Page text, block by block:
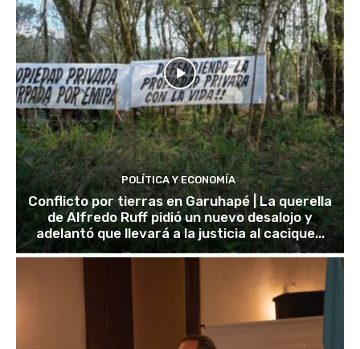
POLÍTICA Y ECONOMÍA
Conflicto por tierras en Garuhapé | La querella
de Alfredo Ruff pidió un nuevo desalojo y
adelantó que llevará a la justicia al cacique...